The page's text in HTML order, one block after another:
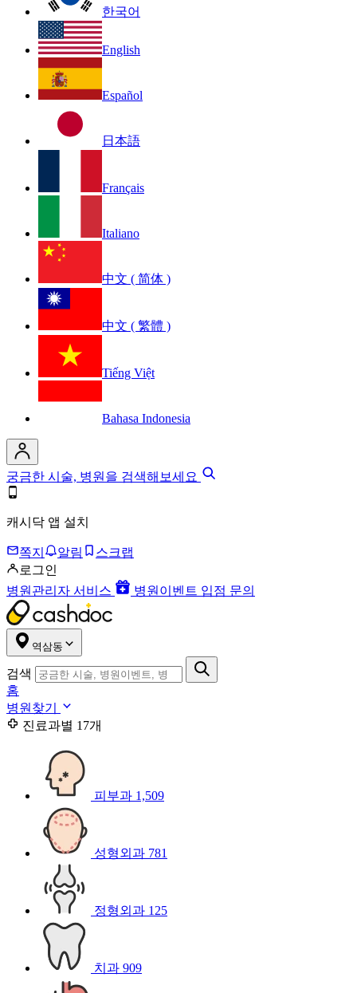
한국어
English
Español
日本語
Français
Italiano
中文 ( 简体 )
中文 ( 繁體 )
Tiếng Việt
Bahasa Indonesia
궁금한 시술, 병원을 검색해보세요
캐시닥 앱 설치
쪽지 알림
스크랩
로그인
병원관리자 서비스
병원이벤트 입점 문의
역삼동
검색
홈
병원찾기
진료과별 17개
피부과 1,509
성형외과 781
정형외과 125
치과 909